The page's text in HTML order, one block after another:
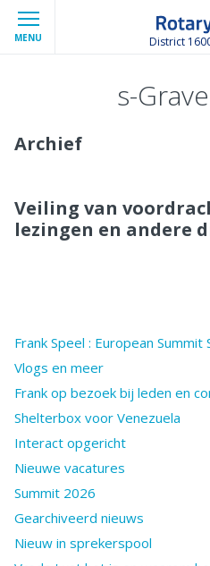
MENU District
s-
Archief
Veiling van
lezingen en andere
Frank Speel : European
Vlogs en meer
Frank op bezoek bij leden en
Shelterbox voor Venezuela
Interact opgericht
Nieuwe vacatures
Summit 2026
Gearchiveerd nieuws
Nieuw in sprekerspool